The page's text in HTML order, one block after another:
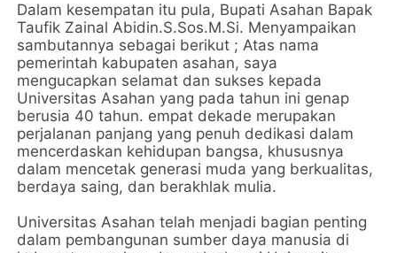
Dalam kesempatan itu pula, Bupati Asahan Bapak
Taufik Zainal Abidin.S.Sos.M.Si. Menyampaikan
sambutannya sebagai berikut ; Atas nama
pemerintah kabupaten asahan, saya
mengucapkan selamat dan sukses kepada
Universitas Asahan yang pada tahun ini genap
berusia 40 tahun. empat dekade merupakan
perjalanan panjang yang penuh dedikasi dalam
mencerdaskan kehidupan bangsa, khususnya
dalam mencetak generasi muda yang berkualitas,
berdaya saing, dan berakhlak mulia.
Universitas Asahan telah menjadi bagian penting
dalam pembangunan sumber daya manusia di